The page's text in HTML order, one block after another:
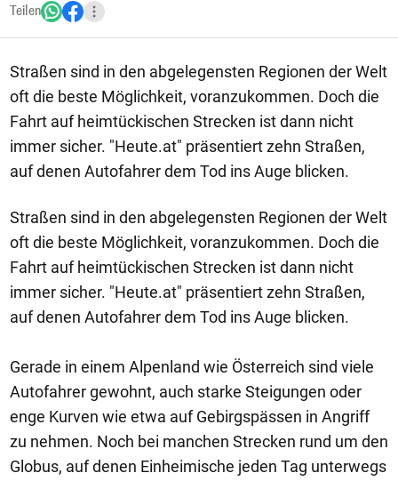
Teilen
Straßen sind in den abgelegensten Regionen der Welt
oft die beste Möglichkeit, voranzukommen. Doch die
Fahrt auf heimtückischen Strecken ist dann nicht
immer sicher. "Heute.at" präsentiert zehn Straßen,
auf denen Autofahrer dem Tod ins Auge blicken.
Straßen sind in den abgelegensten Regionen der Welt
oft die beste Möglichkeit, voranzukommen. Doch die
Fahrt auf heimtückischen Strecken ist dann nicht
immer sicher. "Heute.at" präsentiert zehn Straßen,
auf denen Autofahrer dem Tod ins Auge blicken.
Gerade in einem Alpenland wie Österreich sind viele
Autofahrer gewohnt, auch starke Steigungen oder
enge Kurven wie etwa auf Gebirgspässen in Angriff
zu nehmen. Noch bei manchen Strecken rund um den
Globus, auf denen Einheimische jeden Tag unterwegs